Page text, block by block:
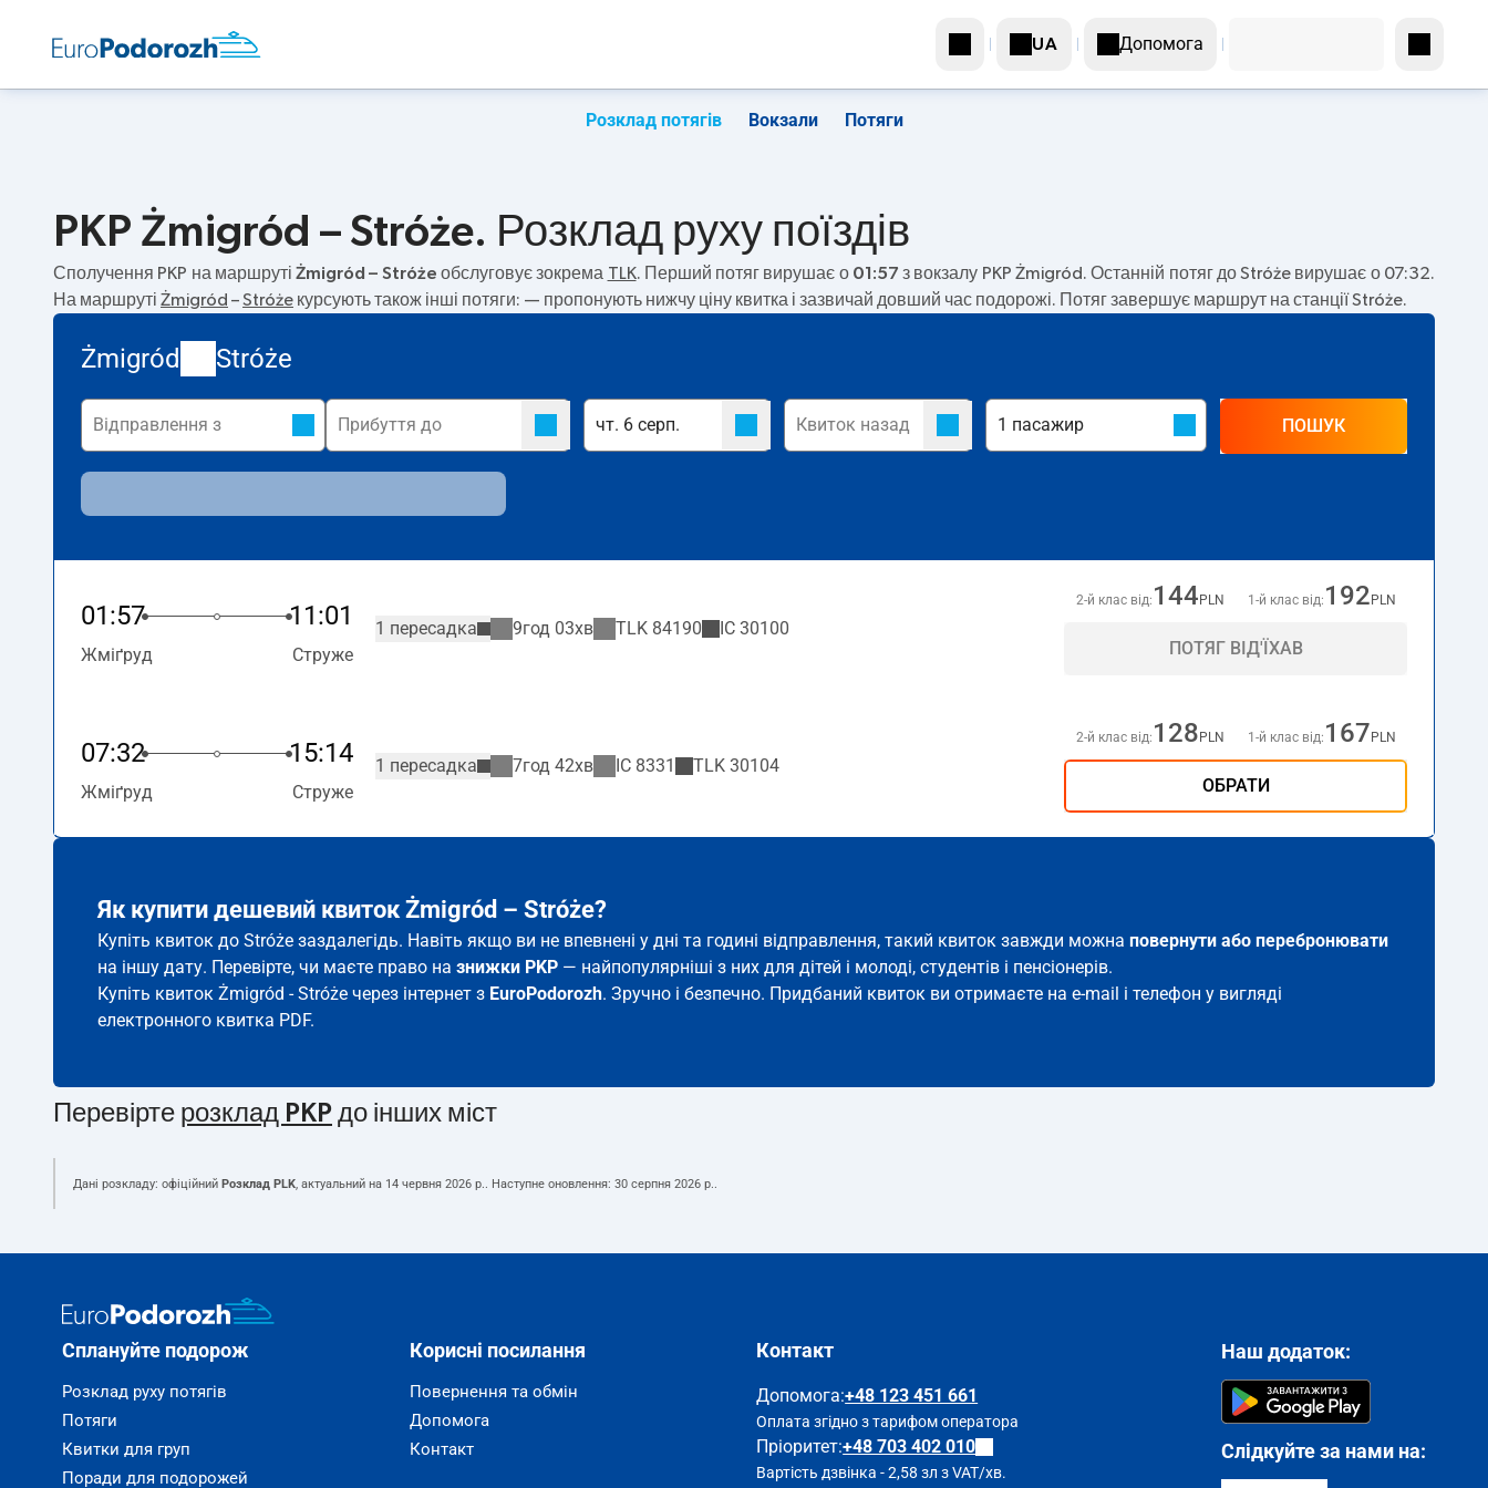
UA Допомога
Розклад потягів Вокзали Потяги
PKP Żmigród – Stróże. Розклад руху поїздів
Сполучення PKP на маршрутіŻmigród – Stróże обслуговує зокрема TLK. Перший потяг вирушає о 01:57 з вокзалу PKP Żmigród. Останній потяг до Stróże вирушає о 07:32.
На маршруті Żmigród –Stróże курсують також інші потяги: — пропонують нижчу ціну квитка і зазвичай довший час подорожі. Потяг завершує маршрут на станції Stróże.
Żmigród Stróże
ПОШУК
01:57 11:01
Жміґруд Струже
1 пересадка 9год 03хв TLK 84190 IC 30100
2-й клас від: 144 PLN 1-й клас від: 192 PLN
ПОТЯГ ВІД'ЇХАВ
07:32 15:14
Жміґруд Струже
1 пересадка 7год 42хв IC 8331 TLK 30104
2-й клас від: 128 PLN 1-й клас від: 167 PLN
ОБРАТИ
Як купити дешевий квиток Żmigród – Stróże?
Купіть квиток до Stróże заздалегідь. Навіть якщо ви не впевнені у дні та годині відправлення, такий квиток завжди можна повернути або перебронювати
на іншу дату. Перевірте, чи маєте право на знижки PKP — найпопулярніші з них для дітей і молоді, студентів і пенсіонерів.
Купіть квиток Żmigród - Stróże через інтернет з EuroPodorozh. Зручно і безпечно. Придбаний квиток ви отримаєте на e-mail і телефон у вигляді
електронного квитка PDF.
Перевірте розклад PKP до інших міст
Дані розкладу: офіційний Розклад PLK, актуальний на 14 червня 2026 р.. Наступне оновлення: 30 серпня 2026 р..
Сплануйте подорож
Розклад руху потягів
Потяги
Квитки для груп
Поради для подорожей
Корисні посилання
Повернення та обмін
Допомога
Контакт
Контакт
Допомога:+48 123 451 661
Оплата згідно з тарифом оператора
Пріоритет:+48 703 402 010
Вартість дзвінка - 2,58 зл з VAT/хв.
Наш додаток:
Слідкуйте за нами на: